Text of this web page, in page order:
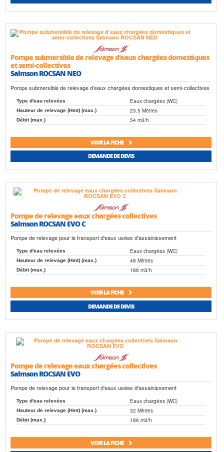
Pompe submersible de relevage d’eaux chargées domestiques
et semi-collectives
Salmson ROCSAN NEO
Pompe submersible de relevage d’eaux chargées domestiques et semi-collectives
Type d'eau relevées Eaux chargées (WC)
Hauteur de relevage (Hmt) (max.) 23.5 Mètres
Débit (max.) 54 m3/h
VOIR LA FICHE
DEMANDE DE DEVIS
Pompe de relevage eaux chargées collectives
Salmson ROCSAN EVO C
Pompe de relevage pour le transport d'eaux usées d'assainissement
Type d'eau relevées Eaux chargées (WC)
Hauteur de relevage (Hmt) (max.) 48 Mètres
Débit (max.) 186 m3/h
VOIR LA FICHE
DEMANDE DE DEVIS
Pompe de relevage eaux chargées collectives
Salmson ROCSAN EVO
Pompe de relevage pour le transport d'eaux usées d'assainissement
Type d'eau relevées Eaux chargées (WC)
Hauteur de relevage (Hmt) (max.) 32 Mètres
Débit (max.) 186 m3/h
VOIR LA FICHE